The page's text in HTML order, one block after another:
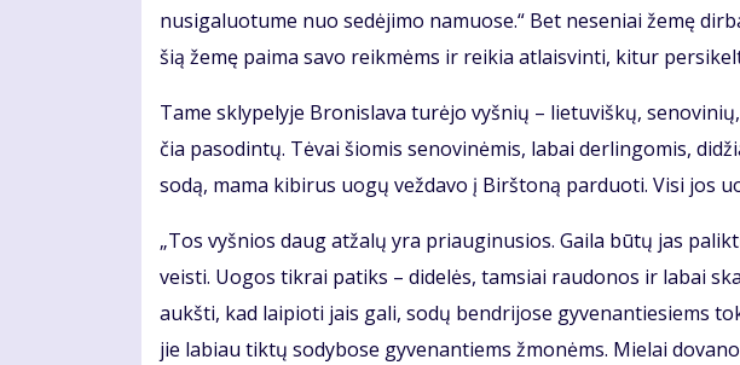
nu­si­ga­luo­tu­me nuo se­dė­ji­mo na­muo­se.“ Bet ne­se­niai že­mę
šią že­mę pa­ima sa­vo reik­mėms ir rei­kia at­lais­vin­ti, ki­tur
Ta­me skly­pe­ly­je Bro­nis­la­va tu­rė­jo vyš­nių – lie­tu­viš­kų,
čia pa­so­din­tų. Tė­vai šio­mis se­no­vi­nė­mis, la­bai der­lin­go­mis,
so­dą, ma­ma ki­bi­rus uo­gų vež­da­vo į Birš­to­ną par­duo­ti. Vi­si jos
„Tos vyš­nios daug at­ža­lų yra pri­au­gi­nu­sios. Gai­la bū­tų jas
veis­ti. Uo­gos tik­rai pa­tiks – di­de­lės, tam­siai rau­do­nos ir la­bai
aukš­ti, kad lai­pio­ti jais ga­li, so­dų ben­dri­jo­se gy­ve­nan­tie­siems
jie la­biau tik­tų so­dy­bo­se gy­ve­nan­tiems žmo­nėms. Mie­lai